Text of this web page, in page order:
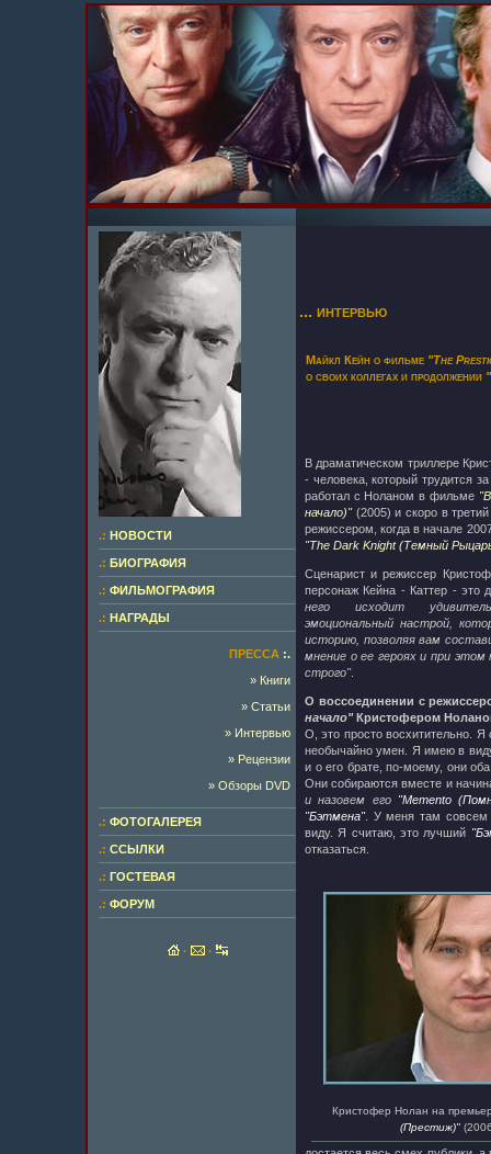
.: НОВОСТИ
.: БИОГРАФИЯ
.: ФИЛЬМОГРАФИЯ
.: НАГРАДЫ
ПРЕССА :.
» Книги
» Статьи
» Интервью
» Рецензии
» Обзоры DVD
.: ФОТОГАЛЕРЕЯ
.: ССЫЛКИ
.: ГОСТЕВАЯ
.: ФОРУМ
· ·
... интервью
Майкл Кейн о фильме "The
о своих коллегах и продолжении
В драматическом триллере
- человека, который трудится
работал с Ноланом в фильме
начало)"(2005) и скоро в
режиссером, когда в начале
"The Dark Knight (Темный
Сценарист и режиссер
персонаж Кейна - Каттер - это
него исходит
эмоциональный настрой,
историю, позволяя вам
мнение о ее героях и при
строго".
О воссоединении с
начало"Кристофером
О, это просто восхитительно. Я
необычайно умен. Я имею в
и о его брате, по-моему, они
Они собираются вместе и
и назовем его "Memento
"Бэтмена". У меня там совсем
виду. Я считаю, это лучший
отказаться.
Кристофер Нолан на
(Престиж)"